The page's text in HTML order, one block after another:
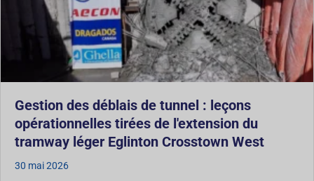
Gestion des déblais de tunnel : leçons
opérationnelles tirées de l'extension du
tramway léger Eglinton Crosstown West
30 mai 2026